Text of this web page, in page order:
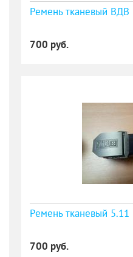
Ремень тканевый ВДВ
700 руб.
Ремень тканевый 5.11
700 руб.